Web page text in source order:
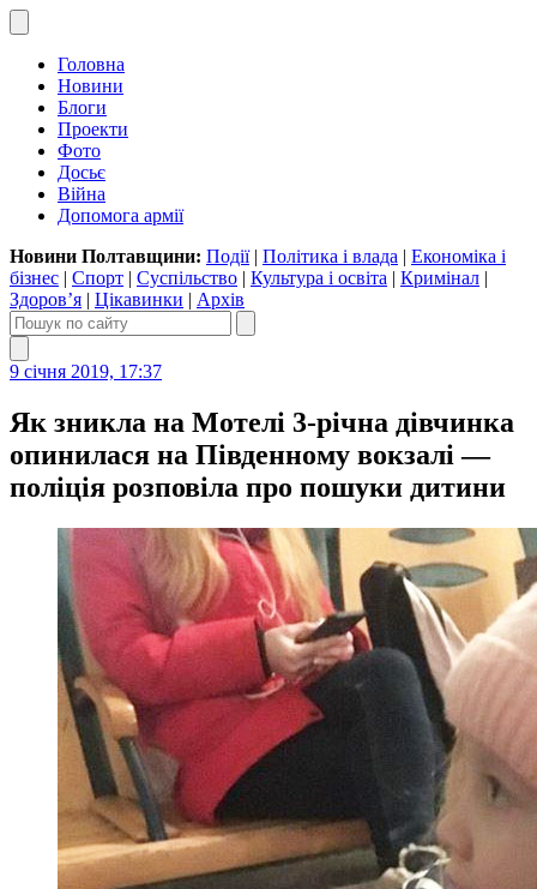
Головна
Новини
Блоги
Проекти
Фото
Досьє
Війна
Допомога армії
Новини Полтавщини: Події| Політика і влада | Економіка і
бізнес | Спорт | Суспільство | Культура і освіта | Кримінал |
Здоров’я | Цікавинки | Архів
9 січня 2019, 17:37
Як зникла на Мотелі 3-річна дівчинка
опинилася на Південному вокзалі —
поліція розповіла про пошуки дитини